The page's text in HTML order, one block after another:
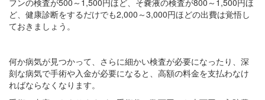
フンの検査が500～1,500円ほど、そ嚢液の検査が800～1,500円ほ
ど、健康診断をするだけでも2,000～3,000円ほどの出費は覚悟し
ておきましょう。
何か病気が見つかって、さらに細かい検査が必要になったり、深
刻な病気で手術や入金が必要になると、高額の料金を支払わなけ
ればならなくなります。